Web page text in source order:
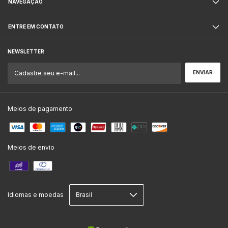
NAVEGAÇÃO
ENTRE EM CONTATO
NEWSLETTER
Meios de pagamento
Meios de envio
Idiomas e moedas